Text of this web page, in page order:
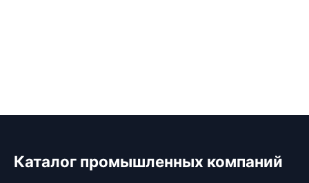
Каталог промышленных компаний